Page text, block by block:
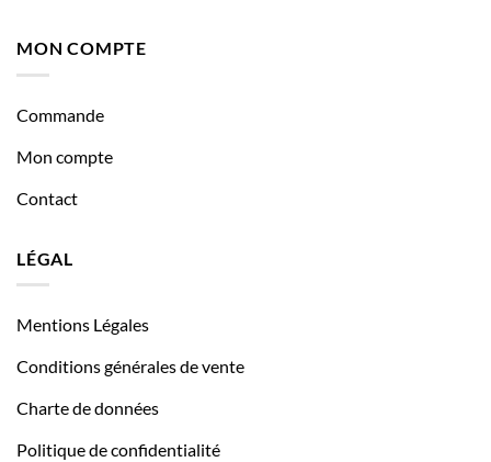
MON COMPTE
Commande
Mon compte
Contact
LÉGAL
Mentions Légales
Conditions générales de vente
Charte de données
Politique de confidentialité